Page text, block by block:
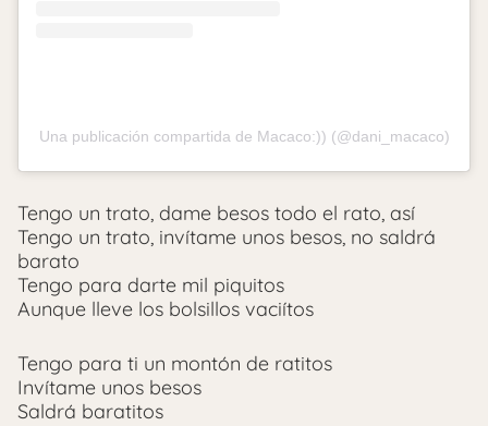
Una publicación compartida de Macaco:)) (@dani_macaco)
Tengo un trato, dame besos todo el rato, así
Tengo un trato, invítame unos besos, no saldrá
barato
Tengo para darte mil piquitos
Aunque lleve los bolsillos vaciítos
Tengo para ti un montón de ratitos
Invítame unos besos
Saldrá baratitos